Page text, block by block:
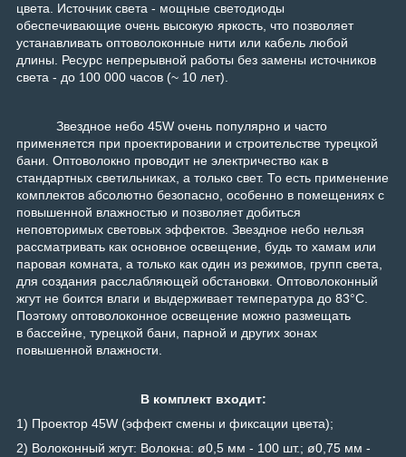
цвета. Источник света - мощные светодиоды
обеспечивающие очень высокую яркость, что позволяет
устанавливать оптоволоконные нити или кабель любой
длины. Ресурс непрерывной работы без замены источников
света - до 100 000 часов (~ 10 лет).
Звездное небо 45W очень популярно и часто
применяется при проектировании и строительстве турецкой
бани. Оптоволокно проводит не электричество как в
стандартных светильниках, а только свет. То есть применение
комплектов абсолютно безопасно, особенно в помещениях с
повышенной влажностью и позволяет добиться
неповторимых световых эффектов. Звездное небо нельзя
рассматривать как основное освещение, будь то хамам или
паровая комната, а только как один из режимов, групп света,
для создания расслабляющей обстановки. Оптоволоконный
жгут не боится влаги и выдерживает температура до 83°С.
Поэтому оптоволоконное освещение можно размещать
в бассейне, турецкой бани, парной и других зонах
повышенной влажности.
В комплект входит:
1) Проектор 45W (эффект смены и фиксации цвета);
2) Волоконный жгут: Волокна: ø0,5 мм - 100 шт.; ø0,75 мм -